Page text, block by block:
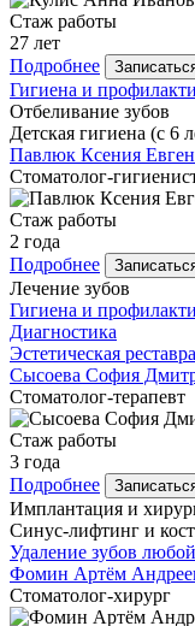
Стаж работы
27 лет
Подробнее
Гигиена и
Отбеливание зубов
Детская гигиена (с 6
Павлюк Ксения
Стоматолог-
Стаж работы
2 года
Подробнее
Лечение зубов
Гигиена и
Диагностика
Эстетическая
Сысоева София
Стоматолог-терапевт
Стаж работы
3 года
Подробнее
Имплантация и
Синус-лифтинг и
Удаление зубов
Фомин Артём
Стоматолог-хирург